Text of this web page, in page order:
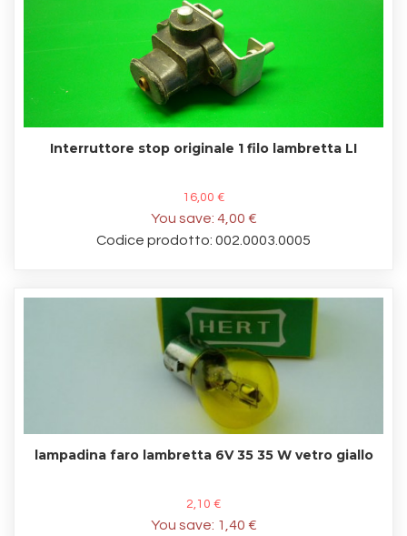
Interruttore stop originale 1 filo lambretta LI
16,00 €
You save: 4,00 €
Codice prodotto: 002.0003.0005
lampadina faro lambretta 6V 35 35 W vetro giallo
2,10 €
You save: 1,40 €